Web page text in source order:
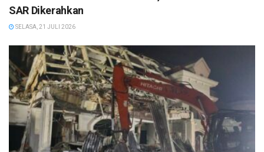
SAR Dikerahkan
SELASA, 21 JULI 2026